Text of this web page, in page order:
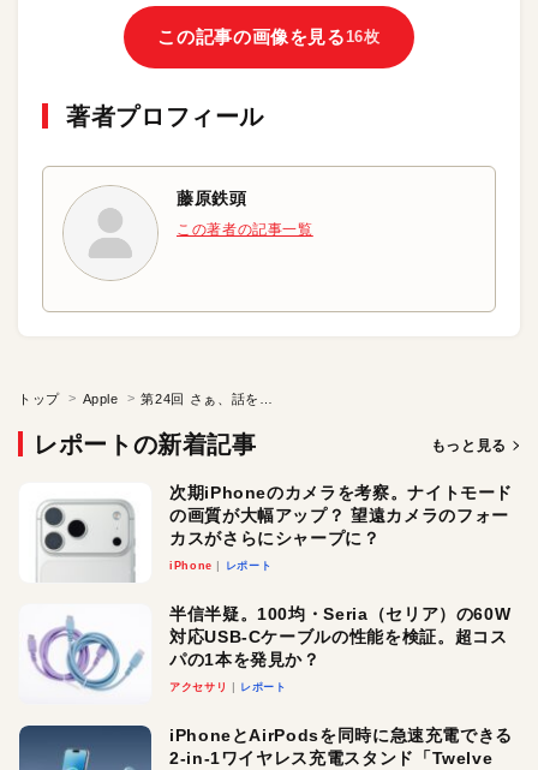
この記事の画像を見る16枚
著者プロフィール
藤原鉄頭
この著者の記事一覧
トップ Apple
レポートの新着記事 もっと見る
次期iPhoneのカメラを考察。ナイトモード
の画質が大幅アップ？ 望遠カメラのフォー
カスがさらにシャープに？
iPhone レポート
半信半疑。100均・Seria（セリア）の60W
対応USB-Cケーブルの性能を検証。超コス
パの1本を発見か？
アクセサリ レポート
iPhoneとAirPodsを同時に急速充電できる
2-in-1ワイヤレス充電スタンド「Twelve